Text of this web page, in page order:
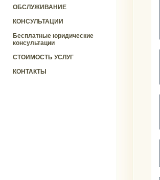
ОБСЛУЖИВАНИЕ
КОНСУЛЬТАЦИИ
Бесплатные юридические
консультации
СТОИМОСТЬ УСЛУГ
КОНТАКТЫ